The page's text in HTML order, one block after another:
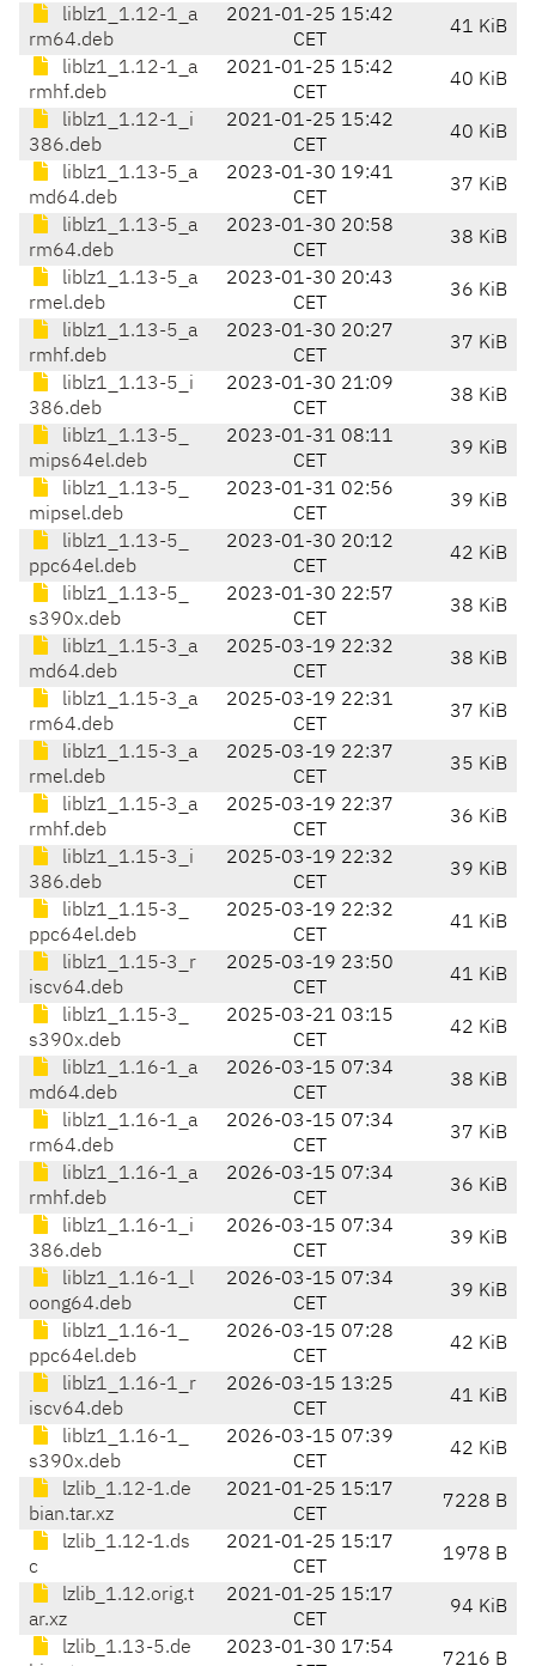
liblz1_1.12-1_a
rm64.deb
2021-01-25 15:42
CET
41 KiB
liblz1_1.12-1_a
rmhf.deb
2021-01-25 15:42
CET
40 KiB
liblz1_1.12-1_i
386.deb
2021-01-25 15:42
CET
40 KiB
liblz1_1.13-5_a
md64.deb
2023-01-30 19:41
CET
37 KiB
liblz1_1.13-5_a
rm64.deb
2023-01-30 20:58
CET
38 KiB
liblz1_1.13-5_a
rmel.deb
2023-01-30 20:43
CET
36 KiB
liblz1_1.13-5_a
rmhf.deb
2023-01-30 20:27
CET
37 KiB
liblz1_1.13-5_i
386.deb
2023-01-30 21:09
CET
38 KiB
liblz1_1.13-5_
mips64el.deb
2023-01-31 08:11
CET
39 KiB
liblz1_1.13-5_
mipsel.deb
2023-01-31 02:56
CET
39 KiB
liblz1_1.13-5_
ppc64el.deb
2023-01-30 20:12
CET
42 KiB
liblz1_1.13-5_
s390x.deb
2023-01-30 22:57
CET
38 KiB
liblz1_1.15-3_a
md64.deb
2025-03-19 22:32
CET
38 KiB
liblz1_1.15-3_a
rm64.deb
2025-03-19 22:31
CET
37 KiB
liblz1_1.15-3_a
rmel.deb
2025-03-19 22:37
CET
35 KiB
liblz1_1.15-3_a
rmhf.deb
2025-03-19 22:37
CET
36 KiB
liblz1_1.15-3_i
386.deb
2025-03-19 22:32
CET
39 KiB
liblz1_1.15-3_
ppc64el.deb
2025-03-19 22:32
CET
41 KiB
liblz1_1.15-3_r
iscv64.deb
2025-03-19 23:50
CET
41 KiB
liblz1_1.15-3_
s390x.deb
2025-03-21 03:15
CET
42 KiB
liblz1_1.16-1_a
md64.deb
2026-03-15 07:34
CET
38 KiB
liblz1_1.16-1_a
rm64.deb
2026-03-15 07:34
CET
37 KiB
liblz1_1.16-1_a
rmhf.deb
2026-03-15 07:34
CET
36 KiB
liblz1_1.16-1_i
386.deb
2026-03-15 07:34
CET
39 KiB
liblz1_1.16-1_l
oong64.deb
2026-03-15 07:34
CET
39 KiB
liblz1_1.16-1_
ppc64el.deb
2026-03-15 07:28
CET
42 KiB
liblz1_1.16-1_r
iscv64.deb
2026-03-15 13:25
CET
41 KiB
liblz1_1.16-1_
s390x.deb
2026-03-15 07:39
CET
42 KiB
lzlib_1.12-1.de
bian.tar.xz
2021-01-25 15:17
CET
7228 B
lzlib_1.12-1.ds
c
2021-01-25 15:17
CET
1978 B
lzlib_1.12.orig.t
ar.xz
2021-01-25 15:17
CET
94 KiB
lzlib_1.13-5.de
2023-01-30 17:54
7216 B